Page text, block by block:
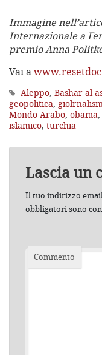
Immagine
Internazionale a
premio Anna
Vai a
Aleppo, Bashar al
geopolitica,
Mondo Arabo, obama,
islamico, turchia
Lascia un
Il tuo indirizzo
obbligatori sono
Commento